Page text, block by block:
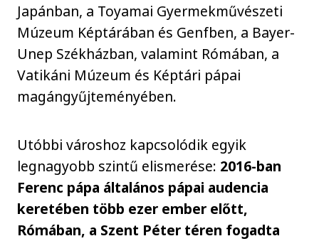
Japánban, a Toyamai Gyermekművészeti
Múzeum Képtárában és Genfben, a Bayer-
Unep Székházban, valamint Rómában, a
Vatikáni Múzeum és Képtári pápai
magángyűjteményében.
Utóbbi városhoz kapcsolódik egyik
legnagyobb szintű elismerése: 2016-ban
Ferenc pápa általános pápai audencia
keretében több ezer ember előtt,
Rómában, a Szent Péter téren fogadta